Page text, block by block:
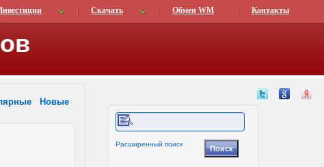
Скачать Обмен WM Контакты
Новые
Расширенный поиск